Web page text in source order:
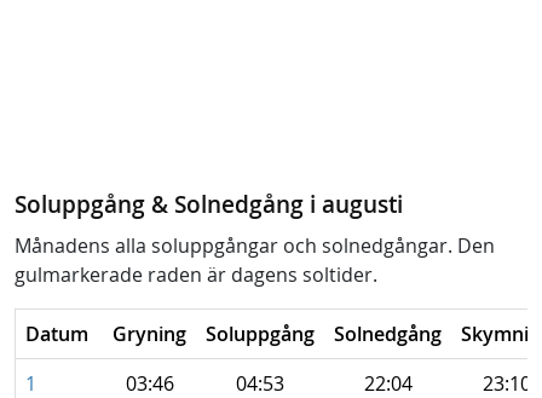
Soluppgång & Solnedgång i augusti
Månadens alla soluppgångar och solnedgångar. Den
gulmarkerade raden är dagens soltider.
Datum Gryning Soluppgång Solnedgång
1
03:46 04:53 22:04 23:10